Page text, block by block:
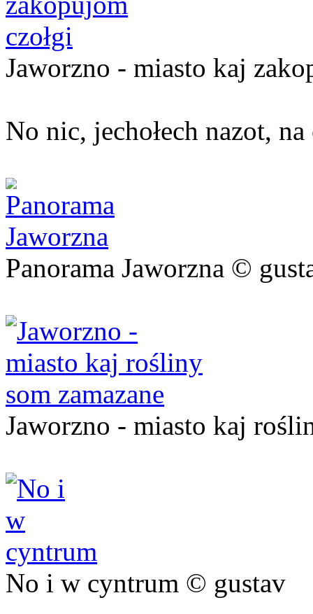
Jaworzno - miasto kaj
No nic, jechołech nazot,
Panorama Jaworzna ©
Jaworzno - miasto kaj
No i w cyntrum © gustav